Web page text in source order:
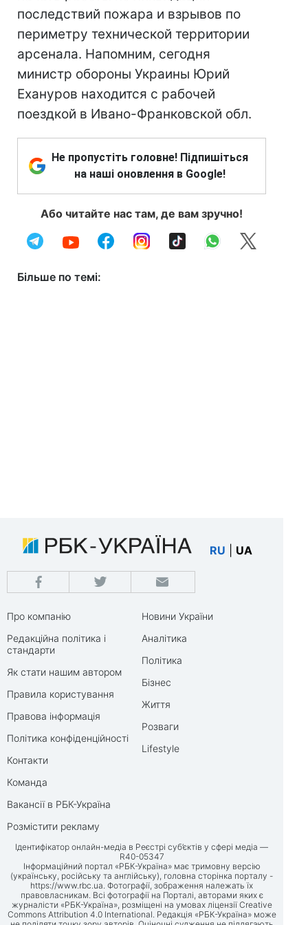
последствий пожара и взрывов по
периметру технической территории
арсенала. Напомним, сегодня
министр обороны Украины Юрий
Ехануров находится с рабочей
поездкой в Ивано-Франковской обл.
Не пропустіть головне! Підпишіться
на наші оновлення в Google!
Або читайте нас там, де вам зручно!
Більше по темі:
RU UA
Про компанію
Редакційна політика і
стандарти
Як стати нашим автором
Правила користування
Правова інформація
Політика конфіденційності
Контакти
Команда
Вакансії в РБК-Україна
Розмістити рекламу
Новини України
Аналітика
Політика
Бізнес
Життя
Розваги
Lifestyle
Ідентифікатор онлайн-медіа в Реєстрі суб’єктів у сфері медіа —
R40-05347
Інформаційний портал «РБК-Україна» має тримовну версію
(українську, російську та англійську), головна сторінка порталу -
https://www.rbc.ua. Фотографії, зображення належать їх
правовласникам. Всі фотографії на Порталі, авторами яких є
журналісти «РБК-Україна», розміщені на умовах ліцензії Creative
Commons Attribution 4.0 International. Редакція «РБК-Україна» може